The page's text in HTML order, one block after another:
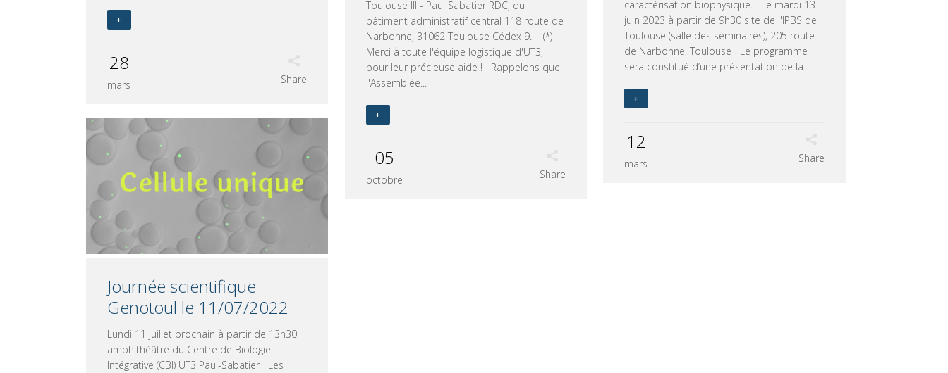
+
28
mars Share
caractérisation biophysique. Le mardi 13
juin 2023 à partir de 9h30 site de l'IPBS de
Toulouse (salle des séminaires), 205 route
de Narbonne, Toulouse Le programme
sera constitué d’une présentation de la...
+
12
mars Share
Toulouse III - Paul Sabatier RDC, du
bâtiment administratif central 118 route de
Narbonne, 31062 Toulouse Cédex 9. (*)
Merci à toute l'équipe logistique d'UT3,
pour leur précieuse aide ! Rappelons que
l'Assemblée...
+
05
octobre Share
Journée scientifique
Genotoul le 11/07/2022
Lundi 11 juillet prochain à partir de 13h30
amphithéâtre du Centre de Biologie
Intégrative (CBI) UT3 Paul-Sabatier Les